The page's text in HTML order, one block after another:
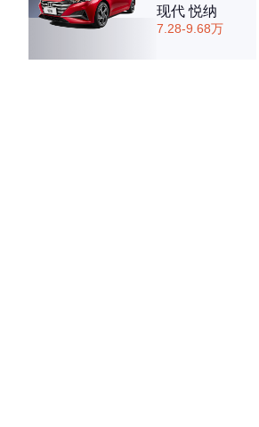
现代 悦纳
7.28-9.68万